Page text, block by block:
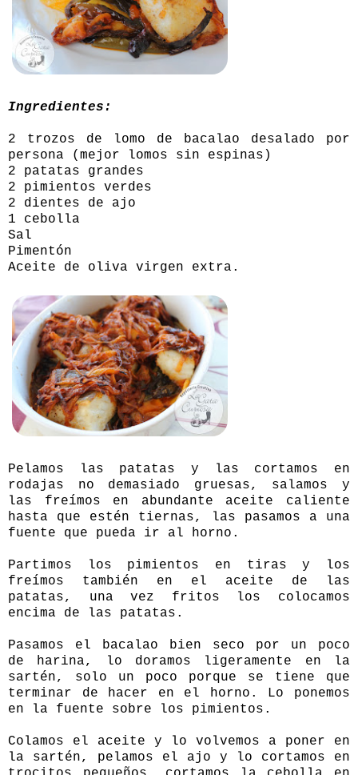
Ingredientes:
2 trozos de lomo de bacalao desalado por
persona (mejor lomos sin espinas)
2 patatas grandes
2 pimientos verdes
2 dientes de ajo
1 cebolla
Sal
Pimentón
Aceite de oliva virgen extra.
Pelamos las patatas y las cortamos en
rodajas no demasiado gruesas, salamos y
las freímos en abundante aceite caliente
hasta que estén tiernas, las pasamos a una
fuente que pueda ir al horno.
Partimos los pimientos en tiras y los
freímos también en el aceite de las
patatas, una vez fritos los colocamos
encima de las patatas.
Pasamos el bacalao bien seco por un poco
de harina, lo doramos ligeramente en la
sartén, solo un poco porque se tiene que
terminar de hacer en el horno. Lo ponemos
en la fuente sobre los pimientos.
Colamos el aceite y lo volvemos a poner en
la sartén, pelamos el ajo y lo cortamos en